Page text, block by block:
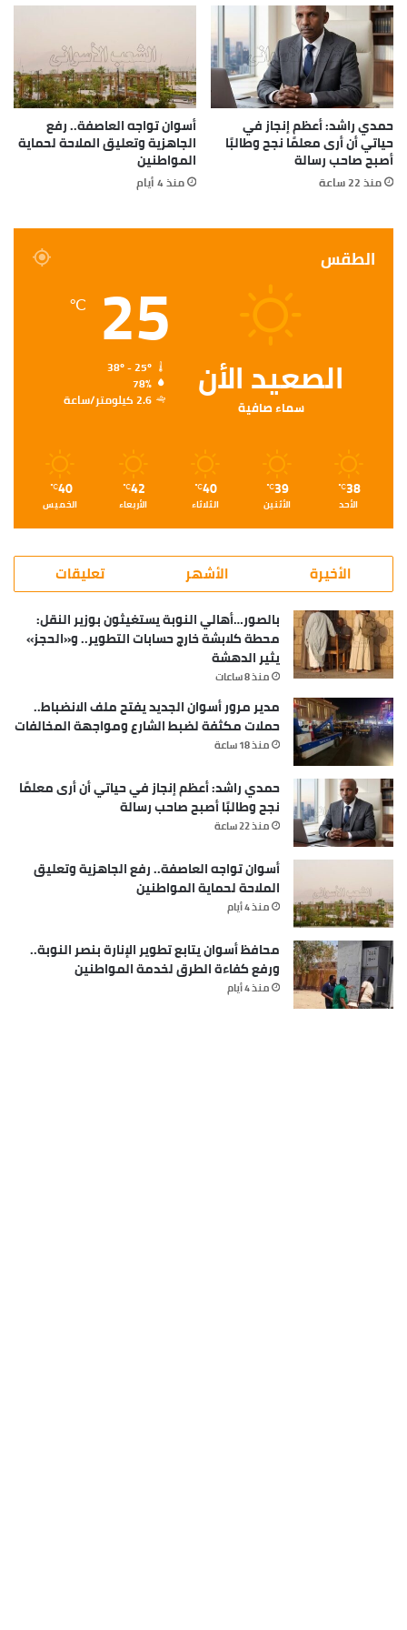
الحقن وملحقاتها بجسم السد العالي، وذلك من خلال
دراسة مكونة من أربع مراحل للعمل على رفع الكفاءة
والتطوير.
حمدي راشد: أعظم إنجاز في
حياتي أن أرى معلمًا نجح وطالبًا
أصبح صاحب رسالة
منذ 22 ساعة
أسوان تواجه العاصفة.. رفع
الجاهزية وتعليق الملاحة لحماية
المواطنين
منذ 4 أيام
الطقس
الصعيد الأن
سماء صافية
25
℃
38º - 25º
78%
2.6 كيلومتر/ساعة
38
℃
الأحد
39
℃
الأثنين
40
℃
الثلاثاء
42
℃
الأربعاء
40
℃
الخميس
الأخيرة الأشهر تعليقات
بالصور…أهالي النوبة يستغيثون بوزير النقل:
محطة كلابشة خارج حسابات التطوير.. و«الحجز»
يثير الدهشة
منذ 8 ساعات
مدير مرور أسوان الجديد يفتح ملف الانضباط..
حملات مكثفة لضبط الشارع ومواجهة المخالفات
منذ 18 ساعة
حمدي راشد: أعظم إنجاز في حياتي أن أرى معلمًا
نجح وطالبًا أصبح صاحب رسالة
منذ 22 ساعة
أسوان تواجه العاصفة.. رفع الجاهزية وتعليق
الملاحة لحماية المواطنين
منذ 4 أيام
محافظ أسوان يتابع تطوير الإنارة بنصر النوبة..
ورفع كفاءة الطرق لخدمة المواطنين
منذ 4 أيام